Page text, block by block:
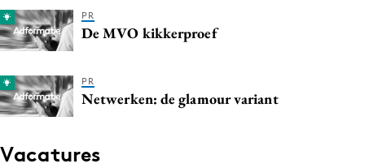
PR
De MVO kikkerproef
PR
Netwerken: de glamour variant
Vacatures